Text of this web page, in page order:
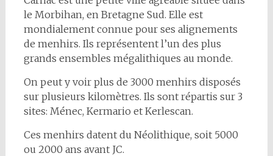
le Morbihan, en Bretagne Sud. Elle est
mondialement connue pour ses alignements
de menhirs. Ils représentent l’un des plus
grands ensembles mégalithiques au monde.
On peut y voir plus de 3000 menhirs disposés
sur plusieurs kilomètres. Ils sont répartis sur 3
sites: Ménec, Kermario et Kerlescan.
Ces menhirs datent du Néolithique, soit 5000
ou 2000 ans avant JC.